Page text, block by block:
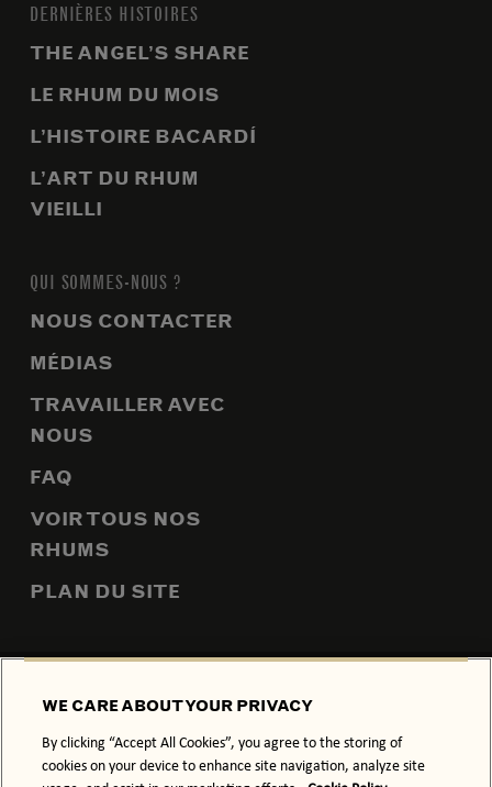
DERNIÈRES HISTOIRES
THE ANGEL’S SHARE
LE RHUM DU MOIS
L’HISTOIRE BACARDÍ
L’ART DU RHUM
VIEILLI
QUI SOMMES-NOUS ?
NOUS CONTACTER
MÉDIAS
TRAVAILLER AVEC
NOUS
FAQ
VOIR TOUS NOS
RHUMS
PLAN DU SITE
CONDITIONS GÉNÉRALES
WE CARE ABOUT YOUR PRIVACY
By clicking “Accept All Cookies”, you agree to the storing of
cookies on your device to enhance site navigation, analyze site